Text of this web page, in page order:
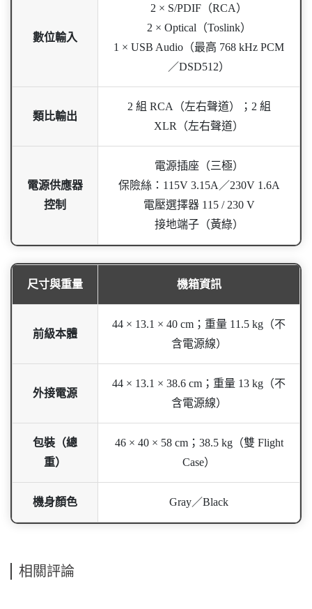
數位輸入
2 × S/PDIF（RCA）
2 × Optical（Toslink）
1 × USB Audio（最高 768 kHz PCM
／DSD512）
類比輸出
2 組 RCA（左右聲道）；2 組
XLR（左右聲道）
電源供應器
控制
電源插座（三極）
保險絲：115V 3.15A／230V 1.6A
電壓選擇器 115 / 230 V
接地端子（黃綠）
尺寸與重量 機箱資訊
前級本體
44 × 13.1 × 40 cm；重量 11.5 kg（不
含電源線）
外接電源
44 × 13.1 × 38.6 cm；重量 13 kg（不
含電源線）
包裝（總
重）
46 × 40 × 58 cm；38.5 kg（雙 Flight
Case）
機身顏色 Gray／Black
相關評論